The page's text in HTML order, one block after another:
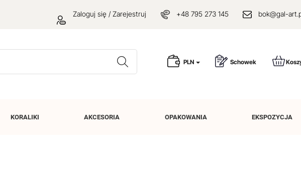
Zaloguj się / Zarejestruj +48 795 273 145 bok@gal-
Wyszukaj PLN Schowek
KORALIKI AKCESORIA OPAKOWANIA EKSPOZYCJA